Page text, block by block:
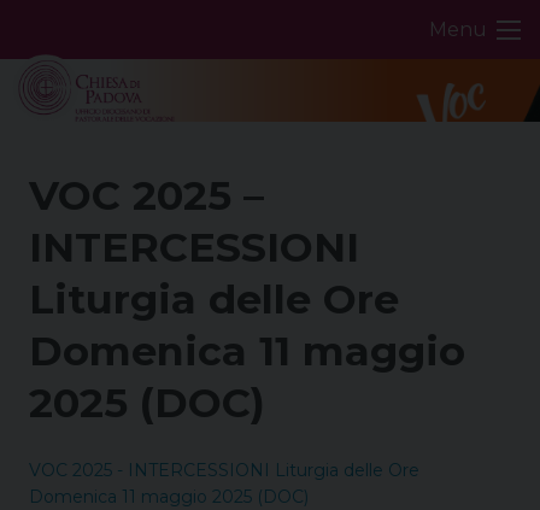
content
Menu
VOC 2025 –
INTERCESSIONI
Liturgia delle Ore
Domenica 11 maggio
2025 (DOC)
VOC 2025 - INTERCESSIONI Liturgia delle Ore
Domenica 11 maggio 2025 (DOC)